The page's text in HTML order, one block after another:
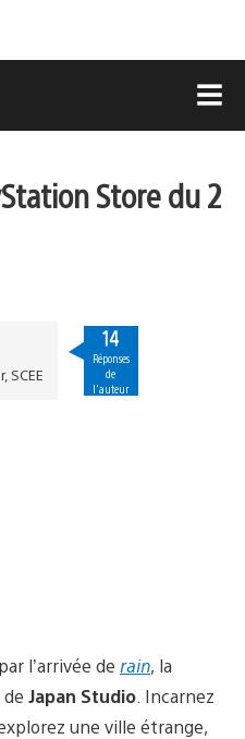
Store du 2
SCEE
14
Réponses
de
l'auteur
l’arrivée de rain, la
Japan Studio . Incarnez
une ville étrange,